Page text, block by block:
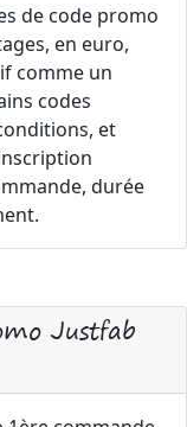
de code promo
en euro,
comme un
codes
et
durée
Justfab